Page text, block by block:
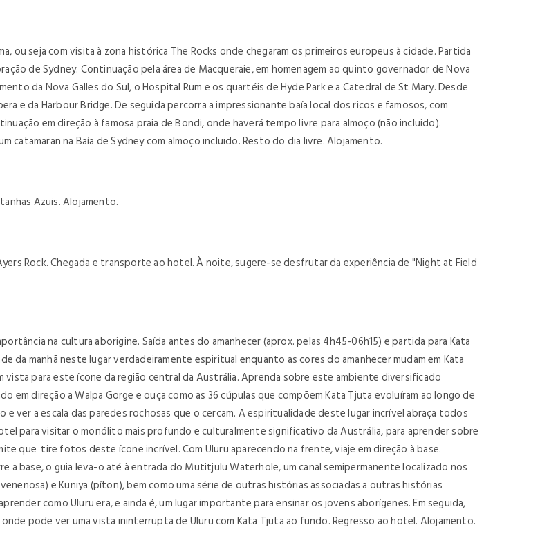
ou seja com visita à zona histórica The Rocks onde chegaram os primeiros europeus à cidade. Partida
de Sydney. Continuação pela área de Macqueraie, em homenagem ao quinto governador de Nova
da Nova Galles do Sul, o Hospital Rum e os quartéis de Hyde Park e a Catedral de St Mary. Desde
e da Harbour Bridge. De seguida percorra a impressionante baía local dos ricos e famosos, com
em direção à famosa praia de Bondi, onde haverá tempo livre para almoço (não incluido).
catamaran na Baía de Sydney com almoço incluido. Resto do dia livre. Alojamento.
Azuis. Alojamento.
Rock. Chegada e transporte ao hotel. À noite, sugere-se desfrutar da experiência de "Night at Field
na cultura aborigine. Saída antes do amanhecer (aprox. pelas 4h45-06h15) e partida para Kata
da manhã neste lugar verdadeiramente espiritual enquanto as cores do amanhecer mudam em Kata
para este ícone da região central da Austrália. Aprenda sobre este ambiente diversificado
direção a Walpa Gorge e ouça como as 36 cúpulas que compõem Kata Tjuta evoluíram ao longo de
ver a escala das paredes rochosas que o cercam. A espiritualidade deste lugar incrível abraça todos
para visitar o monólito mais profundo e culturalmente significativo da Austrália, para aprender sobre
que tire fotos deste ícone incrível. Com Uluru aparecendo na frente, viaje em direção à base.
a base, o guia leva-o até à entrada do Mutitjulu Waterhole, um canal semipermanente localizado nos
e Kuniya (píton), bem como uma série de outras histórias associadas a outras histórias
como Uluru era, e ainda é, um lugar importante para ensinar os jovens aborígenes. Em seguida,
pode ver uma vista ininterrupta de Uluru com Kata Tjuta ao fundo. Regresso ao hotel. Alojamento.